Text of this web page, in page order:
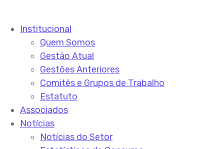
Institucional
Quem Somos
Gestão Atual
Gestões Anteriores
Comitês e Grupos de Trabalho
Estatuto
Associados
Notícias
Notícias do Setor